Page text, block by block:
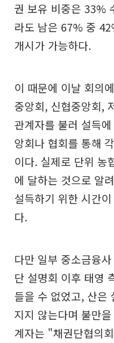
권 보유 비중은 33%
라도 남은 67% 중
개시가 가능하다.
이 때문에 이날 회의
중앙회, 신협중앙회,
관계자를 불러 설득
앙회나 협회를 통해
이다. 실제로 단위 농
에 달하는 것으로 알
설득하기 위한 시간
다.
다만 일부 중소금융
단 설명회 이후 태영
들을 수 없었고, 산은
지지 않는다며 불만
계자는 "채권단협의